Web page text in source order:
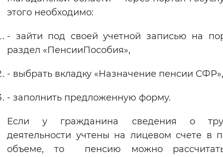
этого необходимо:
- зайти под своей учетной записью на
раздел «ПенсииПособия»,
- выбрать вкладку «Назначение пенсии СФР»,
- заполнить предложенную форму.
Если у гражданина сведения о
деятельности учтены на лицевом счете в
объеме, то пенсию можно